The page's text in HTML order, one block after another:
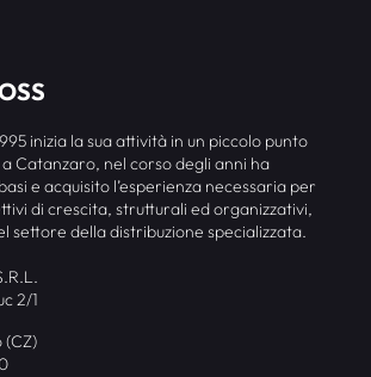
inizia la sua attività in un piccolo punto
Catanzaro, nel corso degli anni ha
e acquisito l’esperienza necessaria per
di crescita, strutturali ed organizzativi,
settore della distribuzione specializzata.
2/1